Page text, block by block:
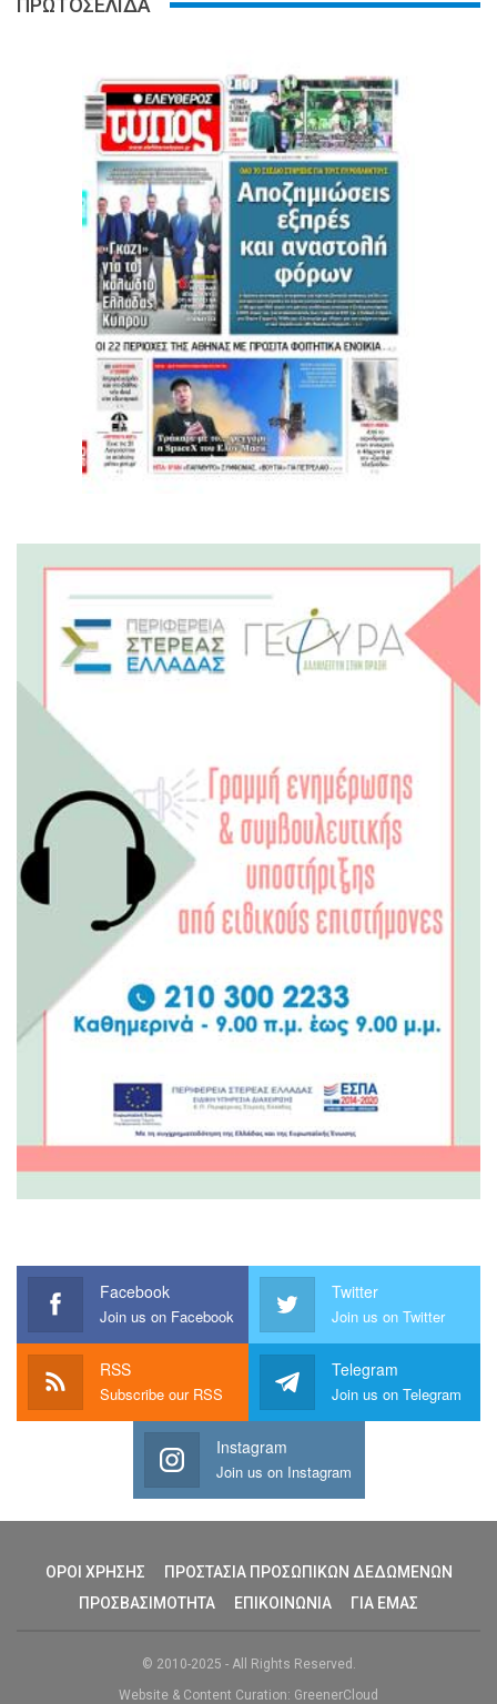
ΠΡΩΤΟΣΕΛΙΔΑ
Facebook
Join us on Facebook
Twitter
Join us on Twitter
RSS
Subscribe our RSS
Telegram
Join us on Telegram
Instagram
Join us on Instagram
ΟΡΟΙ ΧΡΗΣΗΣ
ΠΡΟΣΤΑΣΙΑ ΠΡΟΣΩΠΙΚΩΝ ΔΕΔΩΜΕΝΩΝ
ΠΡΟΣΒΑΣΙΜΟΤΗΤΑ
ΕΠΙΚΟΙΝΩΝΙΑ ΓΙΑ ΕΜΑΣ
© 2010-2025 - All Rights Reserved.
Website & Content Curation: GreenerCloud